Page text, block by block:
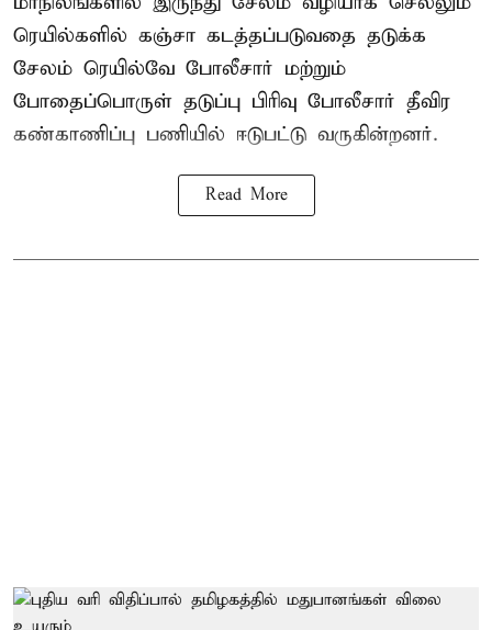
ரெயில்களில் கஞ்சா கடத்தப்படுவதை தடுக்க
சேலம் ரெயில்வே போலீசார் மற்றும்
போதைப்பொருள் தடுப்பு பிரிவு போலீசார் தீவிர
கண்காணிப்பு பணியில் ஈடுபட்டு வருகின்றனர்.
Read More